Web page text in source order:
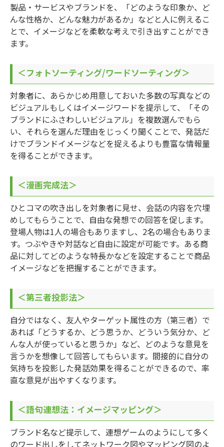
製品・サービスやブランドを、「どのような印象か、ど
んな性格か、どんな魅力があるか」などと人に例えるこ
とで、イメージなどを柔軟な考えで引き出すことができ
ます。
＜フォトソーティング/ワードソーティング＞
対象者に、あらかじめ用意しておいた多数の写真などの
ビジュアルもしくはイメージワードを提示して、「その
ブランドにふさわしいビジュアル」を複数選んでもら
い、それらを選んだ理由をじっくり聞くことで、発話だ
けでブランドイメージなどを捉えるよりも豊富な情報量
を得ることができます。
＜漫画完成法＞
ひとコマの吹き出しを対象者に見せ、会話の内容を穴埋
めしてもらうことで、自由な発想での回答を促します。
登場人物は1人の場合もありますし、2名の場合もありま
す。つぶやきや対話など自由に設定が可能です。ある商
品に対してどのような特長かなどを設定することで商品
イメージなどを把握することができます。
＜第三者投影法＞
自分ではなく、友人やターゲット属性の方（第三者）で
あれば「どうするか、どう思うか、どういう気分か、ど
んな人が使っていると思うか」など、どのような意見を
言うかを想像して回答してもらいます。間接的に自分の
気持ちを投影した発話効果を得ることができるので、率
直な意見が出やすくなります。
＜語句連想法：イメージマッピング＞
ブランド名など提示して、連想ゲームのようにして多く
のワード出しをしてネットワーク図やマッピング図のよ